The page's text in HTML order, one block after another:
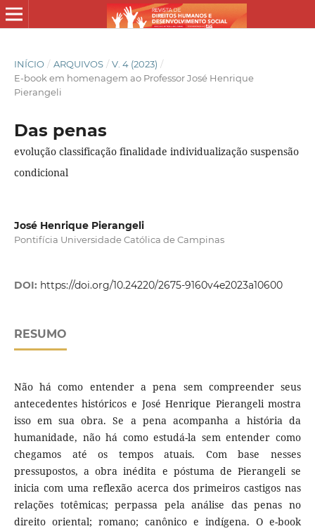
INÍCIO / ARQUIVOS / V. 4 (2023) /
E-book em homenagem ao Professor José Henrique
Pierangeli
Das penas
evolução classificação finalidade individualização suspensão
condicional
José Henrique Pierangeli
Pontifícia Universidade Católica de Campinas
DOI: https://doi.org/10.24220/2675-9160v4e2023a10600
RESUMO
Não há como entender a pena sem compreender seus
antecedentes históricos e José Henrique Pierangeli mostra
isso em sua obra. Se a pena acompanha a história da
humanidade, não há como estudá-la sem entender como
chegamos até os tempos atuais. Com base nesses
pressupostos, a obra inédita e póstuma de Pierangeli se
inicia com uma reflexão acerca dos primeiros castigos nas
relações totêmicas; perpassa pela análise das penas no
direito oriental; romano; canônico e indígena. O e-book